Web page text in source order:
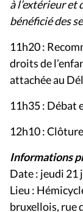
à l’extérieur et
bénéficié des
11h20 :
droits de
attachée au
11h35 : Débat
12h10 :
Informations
Date : jeudi 21
Lieu :
bruxellois, rue